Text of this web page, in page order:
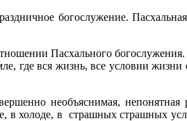
богослужение.
Пасхального
где вся жизнь, все условии
необъяснимая, непо­нятная
в холоде, в страшных страшных